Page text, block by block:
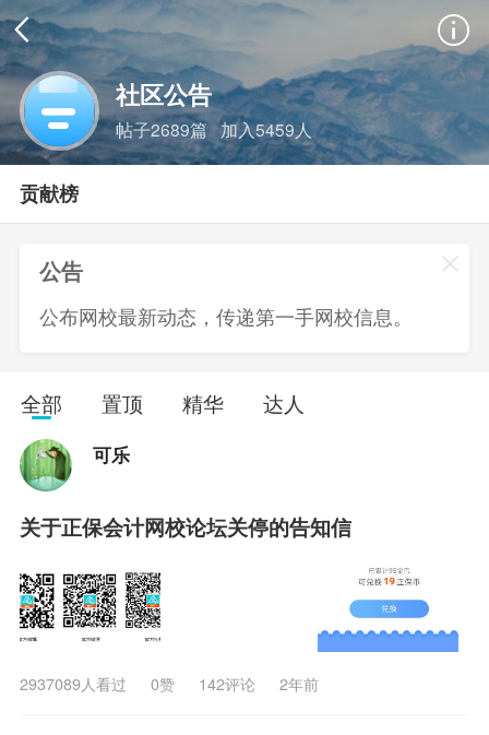
社区公告
帖子2689篇 加入5459人
贡献榜
公告
公布网校最新动态，传递第一手网校信息。
全部 置顶 精华 达人
可乐
关于正保会计网校论坛关停的告知信
2937089人看过 0赞 142评论 2年前